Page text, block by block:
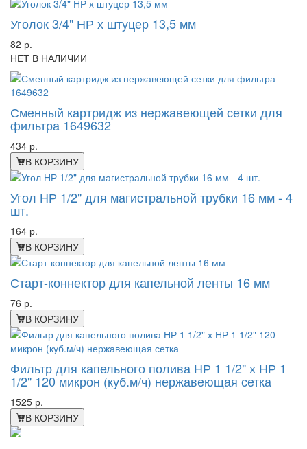
Уголок 3/4" НР х штуцер 13,5 мм
82 р.
НЕТ В НАЛИЧИИ
Сменный картридж из нержавеющей сетки для
фильтра 1649632
434 р.
В КОРЗИНУ
Угол НР 1/2" для магистральной трубки 16 мм - 4
шт.
164 р.
В КОРЗИНУ
Старт-коннектор для капельной ленты 16 мм
76 р.
В КОРЗИНУ
Фильтр для капельного полива НР 1 1/2" х НР 1
1/2" 120 микрон (куб.м/ч) нержавеющая сетка
1525 р.
В КОРЗИНУ